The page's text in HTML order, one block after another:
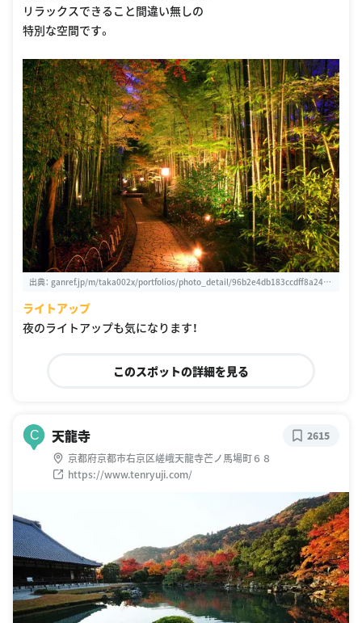
リラックスできること間違い無しの
特別な空間です。
出典： ganref.jp/m/taka002x/portfolios/photo_detail/96b2e4db183ccdff8a241a
ライトアップ
夜のライトアップも気になります！
このスポットの詳細を見る
C 天龍寺
京都府京都市右京区嵯峨天龍寺芒ノ馬場町６８
https://www.tenryuji.com/
2615